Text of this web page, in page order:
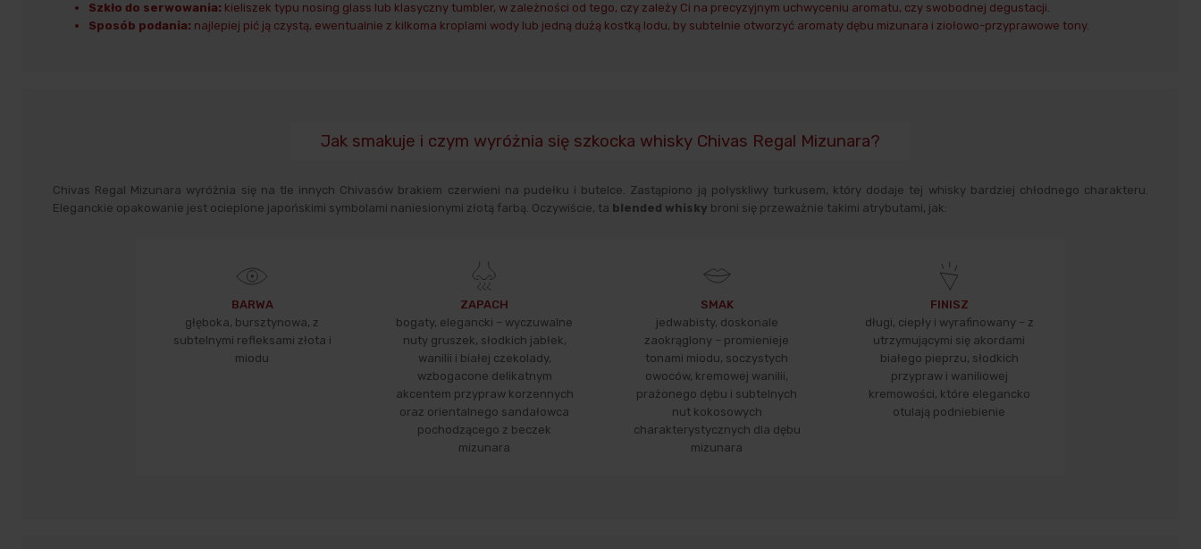
Szkło do serwowania: kieliszek typu nosing glass lub klasyczny tumbler, w zależności od tego, czy zależy Ci na precyzyjnym uchwyceniu aromatu, czy swobodnej degustacji.
Sposób podania: najlepiej pić ją czystą, ewentualnie z kilkoma kroplami wody lub jedną dużą kostką lodu, by subtelnie otworzyć aromaty dębu mizunara i ziołowo-przyprawowe tony.
Jak smakuje i czym wyróżnia się szkocka whisky Chivas Regal Mizunara?
Chivas Regal Mizunara wyróżnia się na tle innych Chivasów brakiem czerwieni na pudełku i butelce. Zastąpiono ją połyskliwy turkusem, który dodaje tej whisky bardziej chłodnego charakteru.
Eleganckie opakowanie jest ocieplone japońskimi symbolami naniesionymi złotą farbą. Oczywiście, ta blended whisky broni się przeważnie takimi atrybutami, jak:
BARWA
głęboka, bursztynowa, z
subtelnymi refleksami złota i
miodu
ZAPACH
bogaty, elegancki – wyczuwalne
nuty gruszek, słodkich jabłek,
wanilii i białej czekolady,
wzbogacone delikatnym
akcentem przypraw korzennych
oraz orientalnego sandałowca
pochodzącego z beczek
mizunara
SMAK
jedwabisty, doskonale
zaokrąglony – promienieje
tonami miodu, soczystych
owoców, kremowej wanilii,
prażonego dębu i subtelnych
nut kokosowych
charakterystycznych dla dębu
mizunara
FINISZ
długi, ciepły i wyrafinowany – z
utrzymującymi się akordami
białego pieprzu, słodkich
przypraw i waniliowej
kremowości, które elegancko
otulają podniebienie